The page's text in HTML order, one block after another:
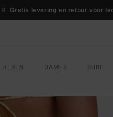
Gratis levering en retour voor
HEREN DAMES SURF